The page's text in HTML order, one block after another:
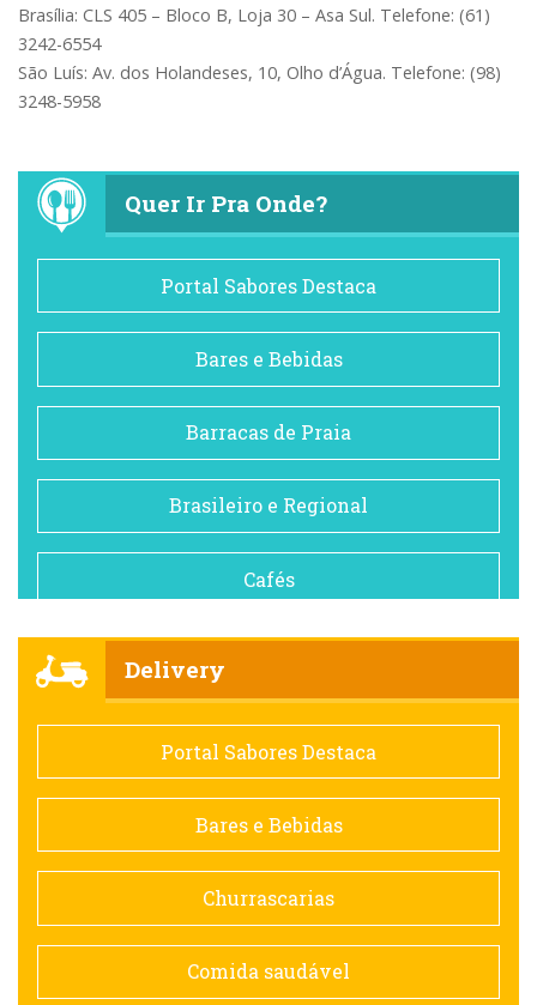
Brasília: CLS 405 – Bloco B, Loja 30 – Asa Sul. Telefone: (61)
3242-6554
São Luís: Av. dos Holandeses, 10, Olho d’Água. Telefone: (98)
3248-5958
Quer Ir Pra Onde?
Portal Sabores Destaca
Bares e Bebidas
Barracas de Praia
Brasileiro e Regional
Cafés
Comida saudável
Contemporânea
Doceria
Espanhola
Delivery
Portal Sabores Destaca
Bares e Bebidas
Churrascarias
Comida saudável